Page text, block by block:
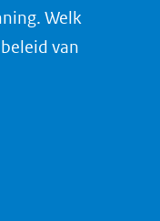
Welk
van